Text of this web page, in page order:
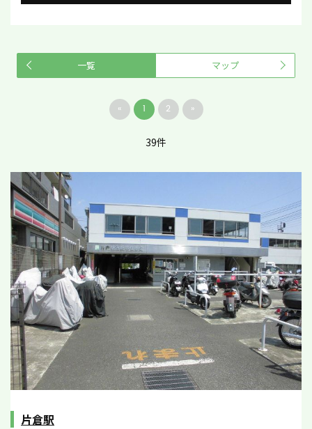
一覧 マップ
« 1 2 »
39件
片倉駅